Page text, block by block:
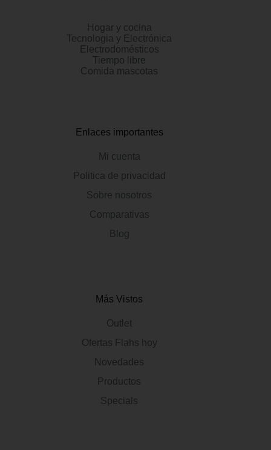
Hogar y cocina
Tecnologia y Electrónica
Electrodomésticos
Tiempo libre
Comida mascotas
Enlaces importantes
Mi cuenta
Politica de privacidad
Sobre nosotros
Comparativas
Blog
Más Vistos
Outlet
Ofertas Flahs hoy
Novedades
Productos
Specials